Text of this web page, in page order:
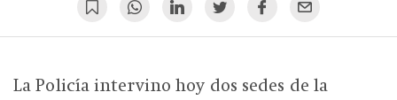
Sectores y Empresas
Economía y Finanzas
La Policía intervino hoy dos sedes de la